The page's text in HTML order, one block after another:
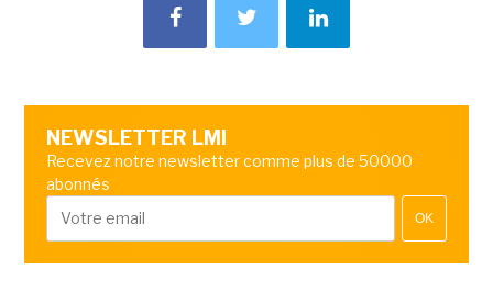
NEWSLETTER LMI
Recevez notre newsletter comme plus de 50000
abonnés
OK